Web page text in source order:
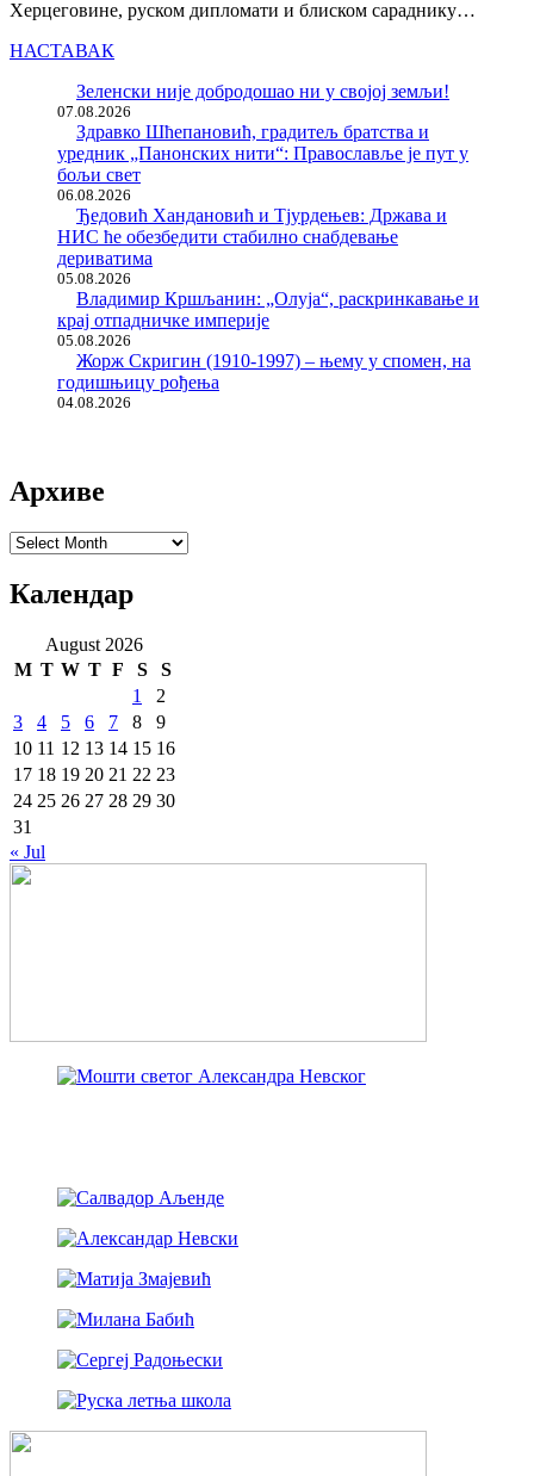
Херцеговине, руском дипломати и блиском сараднику…
НАСТАВАК
Зеленски није добродошао ни у својој земљи!
07.08.2026
Здравко Шћепановић, градитељ братства и
уредник „Панонских нити“: Православље је пут у
бољи свет
06.08.2026
Ђедовић Хандановић и Тјурдењев: Држава и
НИС ће обезбедити стабилно снабдевање
дериватима
05.08.2026
Владимир Кршљанин: „Олуја“, раскринкавање и
крај отпадничке империје
05.08.2026
Жорж Скригин (1910-1997) – њему у спомен, на
годишњицу рођења
04.08.2026
Архиве
Архиве
Календар
August 2026
M T W T F S
S
1
2
3
4 5 6 7 8
9
10 11 12 13 14 15 16
17 18 19 20 21 22 23
24 25 26 27 28 29 30
31
« Jul